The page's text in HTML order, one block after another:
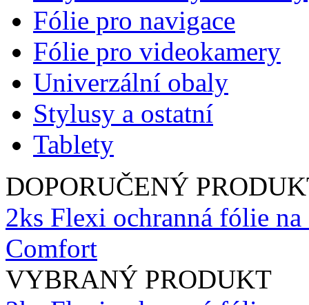
Fólie pro navigace
Fólie pro videokamery
Univerzální obaly
Stylusy a ostatní
Tablety
DOPORUČENÝ
2ks Flexi ochranná fólie
Comfort
VYBRANÝ PRODUKT